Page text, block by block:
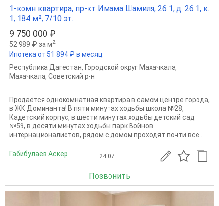
1-комн квартира, пр-кт Имама Шамиля, 26 1, д. 26 1, к.
1, 184 м², 7/10 эт.
9 750 000 ₽
52 989 ₽ за м2
Ипотека от 51 894 ₽ в месяц
Республика Дагестан, Городской округ Махачкала,
Махачкала, Советский р-н
Продаётся однокомнатная квартира в самом центре города,
в ЖК Доминанта! В пяти минутах ходьбы школа №28,
Кадетский корпус, в шести минутах ходьбы детский сад
№59, в десяти минутах ходьбы парк Войнов
интернационалистов, рядом с домом проходят почти все...
Габибулаев Аскер 24.07
Позвонить